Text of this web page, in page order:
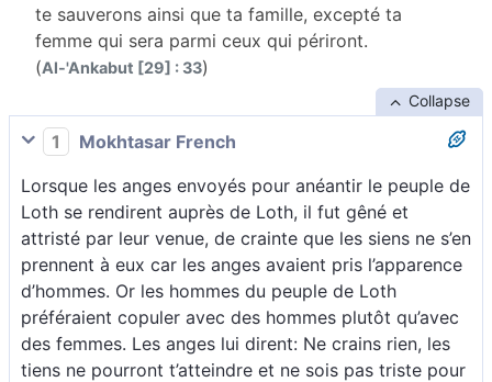
te sauverons ainsi que ta famille, excepté ta
femme qui sera parmi ceux qui périront.
(Al-'Ankabut [29] : 33)
Collapse
1
Mokhtasar French
Lorsque les anges envoyés pour anéantir le peuple de
Loth se rendirent auprès de Loth, il fut gêné et
attristé par leur venue, de crainte que les siens ne s’en
prennent à eux car les anges avaient pris l’apparence
d’hommes. Or les hommes du peuple de Loth
préféraient copuler avec des hommes plutôt qu’avec
des femmes. Les anges lui dirent: Ne crains rien, les
tiens ne pourront t’atteindre et ne sois pas triste pour